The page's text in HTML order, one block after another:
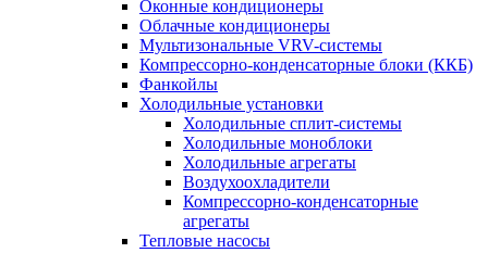
Оконные кондиционеры
Облачные кондиционеры
Мультизональные VRV-системы
Компрессорно-конденсаторные блоки (ККБ)
Фанкойлы
Холодильные установки
Холодильные сплит-системы
Холодильные моноблоки
Холодильные агрегаты
Воздухоохладители
Компрессорно-конденсаторные
агрегаты
Тепловые насосы